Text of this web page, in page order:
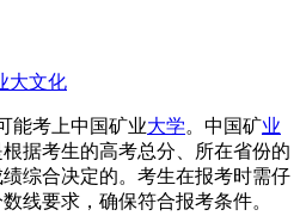
大文化
能考上中国矿业大学。中国矿业
据考生的高考总分、所在省份的
综合决定的。考生在报考时需仔
线要求，确保符合报考条件。